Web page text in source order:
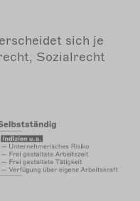
sich je
Sozialrecht